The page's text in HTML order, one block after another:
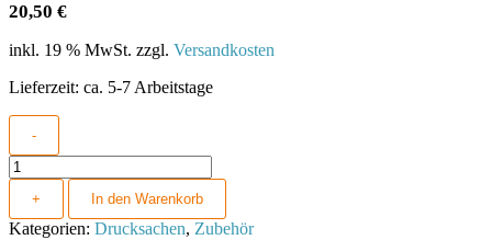
20,50 €
inkl. 19 % MwSt. zzgl. Versandkosten
Lieferzeit: ca. 5-7 Arbeitstage
-
Kabelbinder
750x7,6
mm
natur
+ In den Warenkorb
Kategorien: Drucksachen, Zubehör